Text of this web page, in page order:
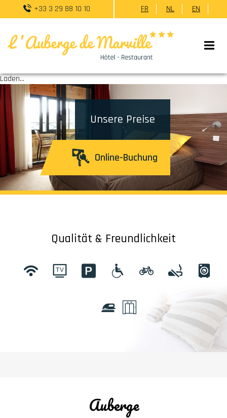
+33 3 29 88 10 10 FR NL EN
Laden...
Unsere Preise
Online-Buchung
Qualität & Freundlichkeit
Auberge